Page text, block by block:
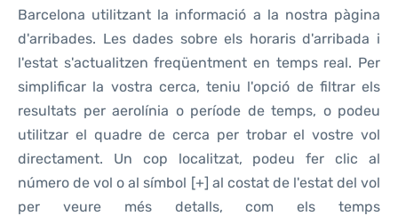
Barcelona utilitzant la informació a la nostra pàgina
d'arribades. Les dades sobre els horaris d'arribada i
l'estat s'actualitzen freqüentment en temps real. Per
simplificar la vostra cerca, teniu l'opció de filtrar els
resultats per aerolínia o període de temps, o podeu
utilitzar el quadre de cerca per trobar el vostre vol
directament. Un cop localitzat, podeu fer clic al
número de vol o al símbol [+] al costat de l'estat del vol
per veure més detalls, com els temps